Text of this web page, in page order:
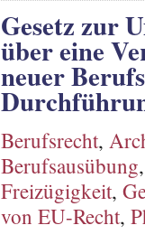
Gesetz zur
über eine
neuer
Berufsrecht,
Berufsausübung
Freizügigkeit,
von EU-Recht,